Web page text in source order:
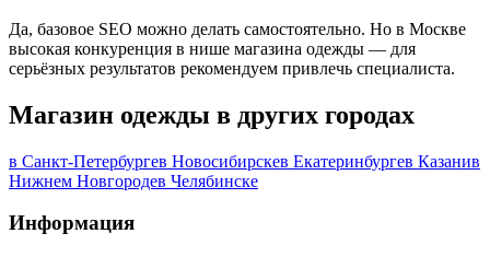
Да, базовое SEO можно делать самостоятельно. Но в Москве
высокая конкуренция в нише магазина одежды — для
серьёзных результатов рекомендуем привлечь специалиста.
Магазин одежды в других городах
в Санкт-Петербургев Новосибирскев Екатеринбургев Казанив
Нижнем Новгородев Челябинске
Информация